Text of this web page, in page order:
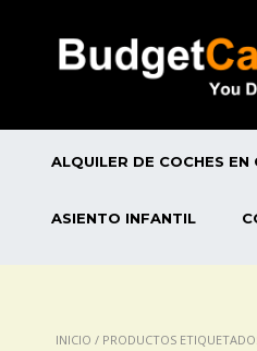
ALQUILER DE COCHES EN
ASIENTO INFANTIL
INICIO / PRODUCTOS